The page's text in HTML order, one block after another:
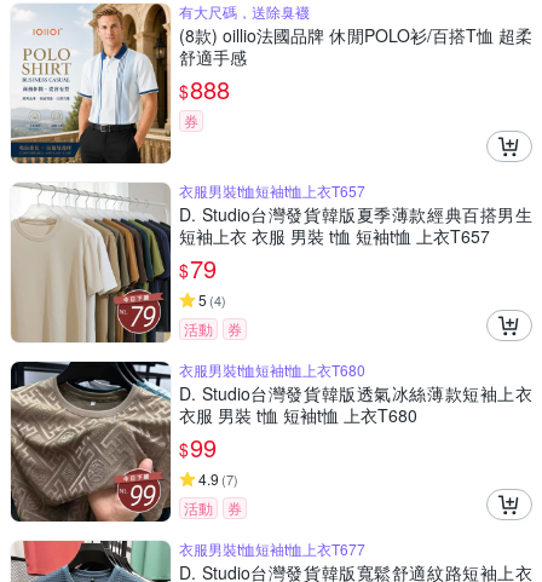
有大尺碼，送除臭襪
(8款) oillio法國品牌 休閒POLO衫/百搭T恤 超柔
舒適手感
$888
券
衣服男裝t恤短袖t恤上衣T657
D. Studio台灣發貨韓版夏季薄款經典百搭男生
短袖上衣 衣服 男裝 t恤 短袖t恤 上衣T657
$79
5 (4)
活動
券
衣服男裝t恤短袖t恤上衣T680
D. Studio台灣發貨韓版透氣冰絲薄款短袖上衣
衣服 男裝 t恤 短袖t恤 上衣T680
$99
4.9 (7)
活動
券
衣服男裝t恤短袖t恤上衣T677
D. Studio台灣發貨韓版寬鬆舒適紋路短袖上衣